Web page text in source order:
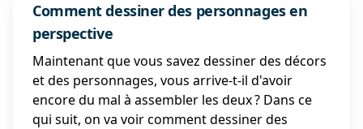
Comment dessiner des personnages en
perspective
Maintenant que vous savez dessiner des décors
et des personnages, vous arrive-t-il d'avoir
encore du mal à assembler les deux ? Dans ce
qui suit, on va voir comment dessiner des